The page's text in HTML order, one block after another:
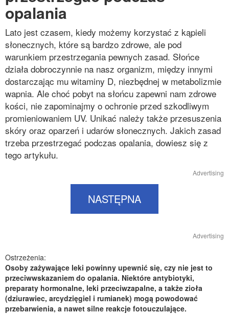
opalania
Lato jest czasem, kiedy możemy korzystać z kąpieli
słonecznych, które są bardzo zdrowe, ale pod
warunkiem przestrzegania pewnych zasad. Słońce
działa dobroczynnie na nasz organizm, między innymi
dostarczając mu witaminy D, niezbędnej w metabolizmie
wapnia. Ale choć pobyt na słońcu zapewni nam zdrowe
kości, nie zapominajmy o ochronie przed szkodliwym
promieniowaniem UV. Unikać należy także przesuszenia
skóry oraz oparzeń i udarów słonecznych. Jakich zasad
trzeba przestrzegać podczas opalania, dowiesz się z
tego artykułu.
Advertising
NASTĘPNA
Advertising
Ostrzeżenia:
Osoby zażywające leki powinny upewnić się, czy nie jest to
przeciwwskazaniem do opalania. Niektóre antybiotyki,
preparaty hormonalne, leki przeciwzapalne, a także zioła
(dziurawiec, arcydzięgiel i rumianek) mogą powodować
przebarwienia, a nawet silne reakcje fotouczulające.